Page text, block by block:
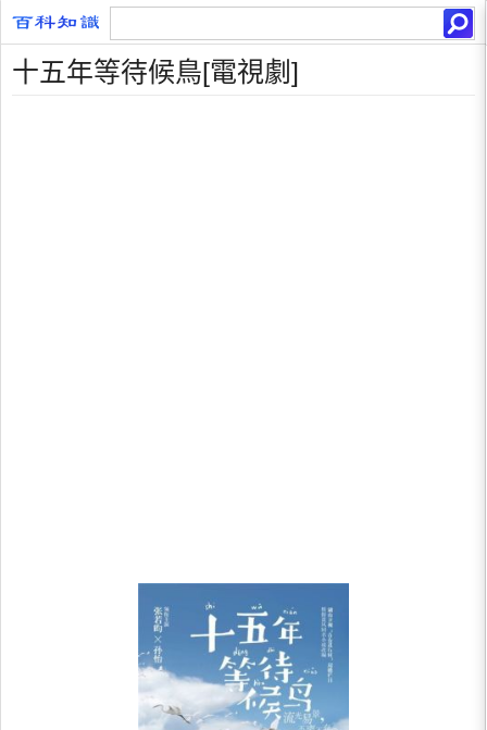
十五年等待候鳥[電視劇]